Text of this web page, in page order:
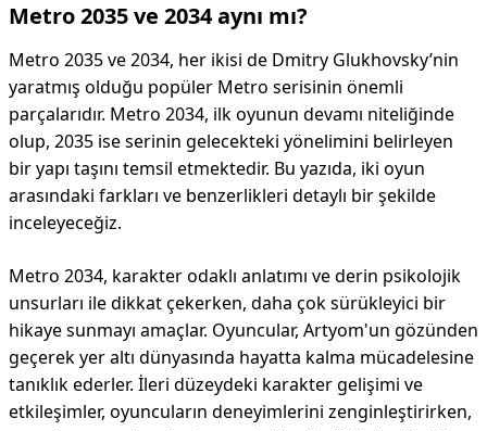
Metro 2035 ve 2034 aynı mı?
Metro 2035 ve 2034, her ikisi de Dmitry Glukhovsky’nin
yaratmış olduğu popüler Metro serisinin önemli
parçalarıdır. Metro 2034, ilk oyunun devamı niteliğinde
olup, 2035 ise serinin gelecekteki yönelimini belirleyen
bir yapı taşını temsil etmektedir. Bu yazıda, iki oyun
arasındaki farkları ve benzerlikleri detaylı bir şekilde
inceleyeceğiz.
Metro 2034, karakter odaklı anlatımı ve derin psikolojik
unsurları ile dikkat çekerken, daha çok sürükleyici bir
hikaye sunmayı amaçlar. Oyuncular, Artyom'un gözünden
geçerek yer altı dünyasında hayatta kalma mücadelesine
tanıklık ederler. İleri düzeydeki karakter gelişimi ve
etkileşimler, oyuncuların deneyimlerini zenginleştirirken,